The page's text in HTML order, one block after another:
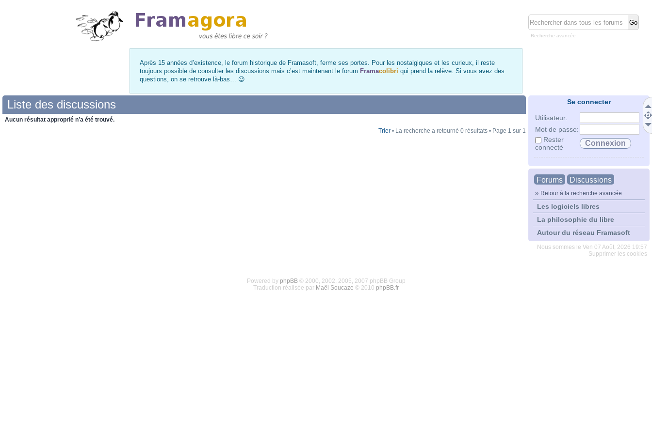
Recherche avancée
Après 15 années d’existence, le forum historique de Framasoft, ferme ses portes. Pour les nostalgiques et les curieux, il reste
toujours possible de consulter les discussions mais c’est maintenant le forum Framacolibri qui prend la relève. Si vous avez des
questions, on se retrouve là-bas… 😉
Se connecter
Utilisateur:
Mot de passe:
Rester
connecté
Forums Discussions
» Retour à la recherche avancée
Les logiciels libres
La philosophie du libre
Autour du réseau Framasoft
Nous sommes le Ven 07 Août, 2026 19:57
Supprimer les cookies
Liste des discussions
Aucun résultat approprié n’a été trouvé.
Trier • La recherche a retourné 0 résultats • Page 1 sur 1
Powered by phpBB© 2000, 2002, 2005, 2007 phpBB Group
Traduction réalisée par Maël Soucaze © 2010 phpBB.fr